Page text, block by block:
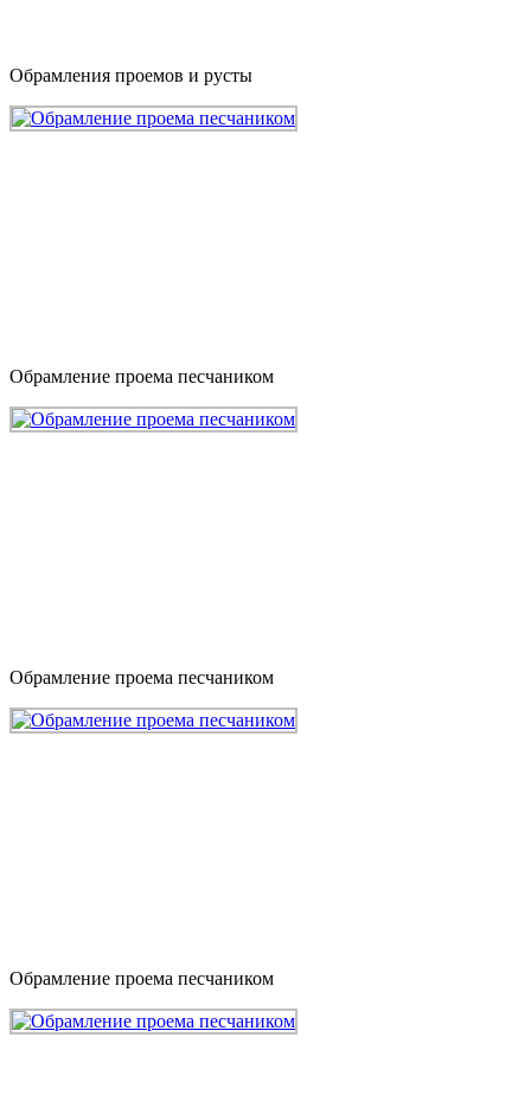
Обрамления проемов и русты
Обрамление проема песчаником
Обрамление проема песчаником
Обрамление проема песчаником